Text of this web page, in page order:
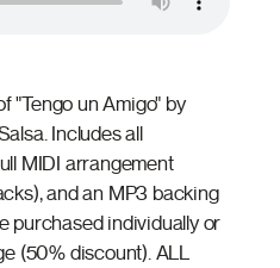
"Tengo un Amigo" by
Includes all
MIDI arrangement
and an MP3 backing
purchased individually or
(50% discount). ALL